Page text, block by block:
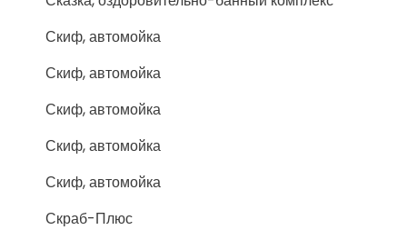
Скиф, автомойка
Скиф, автомойка
Скиф, автомойка
Скиф, автомойка
Скиф, автомойка
Скраб-Плюс